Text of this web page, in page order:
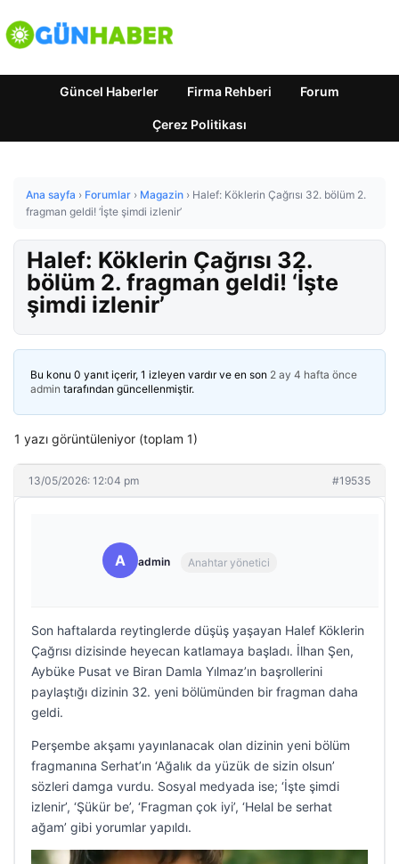
Güncel Haberler Firma Rehberi Forum
Çerez Politikası
Ana sayfa › Forumlar › Magazin › Halef: Köklerin Çağrısı 32. bölüm 2.
fragman geldi! ‘İşte şimdi izlenir’
Halef: Köklerin Çağrısı 32.
bölüm 2. fragman geldi! ‘İşte
şimdi izlenir’
Bu konu 0 yanıt içerir, 1 izleyen vardır ve en son 2 ay 4 hafta önce
admin tarafından güncellenmiştir.
1 yazı görüntüleniyor (toplam 1)
13/05/2026: 12:04 pm #19535
A admin Anahtar yönetici
Son haftalarda reytinglerde düşüş yaşayan Halef Köklerin
Çağrısı dizisinde heyecan katlamaya başladı. İlhan Şen,
Aybüke Pusat ve Biran Damla Yılmaz’ın başrollerini
paylaştığı dizinin 32. yeni bölümünden bir fragman daha
geldi.
Perşembe akşamı yayınlanacak olan dizinin yeni bölüm
fragmanına Serhat’ın ‘Ağalık da yüzük de sizin olsun’
sözleri damga vurdu. Sosyal medyada ise; ‘İşte şimdi
izlenir’, ‘Şükür be’, ‘Fragman çok iyi’, ‘Helal be serhat
ağam’ gibi yorumlar yapıldı.